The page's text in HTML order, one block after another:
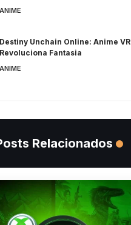
ANIME
Destiny Unchain Online: Anime VR
Revoluciona Fantasia
ANIME
Relacionados